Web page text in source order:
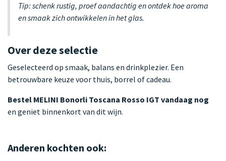
Tip: schenk rustig, proef aandachtig en ontdek hoe aroma
en smaak zich ontwikkelen in het glas.
Over deze selectie
Geselecteerd op smaak, balans en drinkplezier. Een
betrouwbare keuze voor thuis, borrel of cadeau.
Bestel MELINI Bonorli Toscana Rosso IGT vandaag nog
en geniet binnenkort van dit wijn.
Anderen kochten ook: